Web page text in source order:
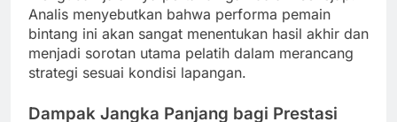
Analis menyebutkan bahwa performa pemain
bintang ini akan sangat menentukan hasil akhir dan
menjadi sorotan utama pelatih dalam merancang
strategi sesuai kondisi lapangan.
Dampak Jangka Panjang bagi Prestasi